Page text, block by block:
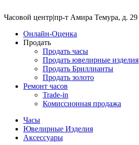
Часовой центр|пр-т Амира Темура, д. 29
Онлайн-Оценка
Продать
Продать часы
Продать ювелирные изделия
Продать Бриллианты
Продать золото
Ремонт часов
Trade-in
Комиссионная продажа
Часы
Ювелирные Изделия
Аксессуары